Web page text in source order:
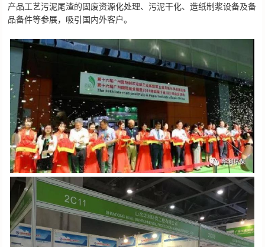
产品工艺污泥尾渣的固废资源化处理、污泥干化、造纸制浆设备及备
品备件等参展，吸引国内外客户。